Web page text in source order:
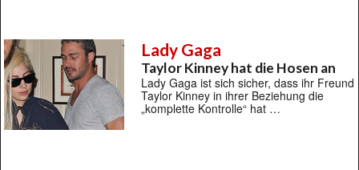
Lady Gaga
Taylor Kinney hat die Hosen an
Lady Gaga ist sich sicher, dass ihr Freund
Taylor Kinney in ihrer Beziehung die
„komplette Kontrolle“ hat …